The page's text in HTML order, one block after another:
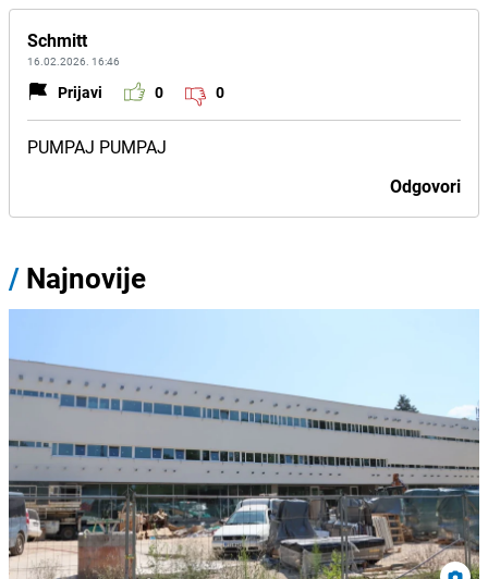
Schmitt
16.02.2026. 16:46
Prijavi 0 0
PUMPAJ PUMPAJ
Odgovori
/ Najnovije